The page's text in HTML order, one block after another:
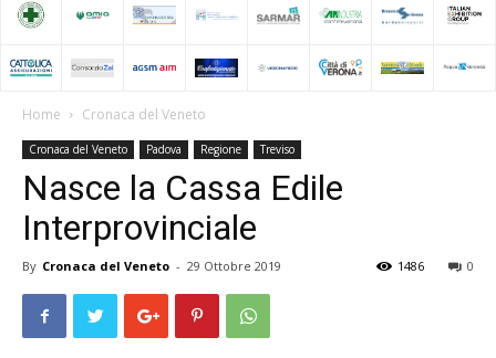
del
Veneto
Home Cronaca del Veneto
Cronaca del Veneto Padova Regione Treviso
Nasce la Cassa Edile
Interprovinciale
By Cronaca del Veneto - 29 Ottobre 2019 0
1486